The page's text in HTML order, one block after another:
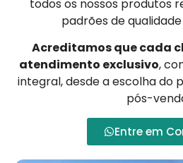
todos os nossos produtos
padrões de
Acreditamos que cada
atendimento exclusivo,
integral, desde a escolha do
pós-
Entre em